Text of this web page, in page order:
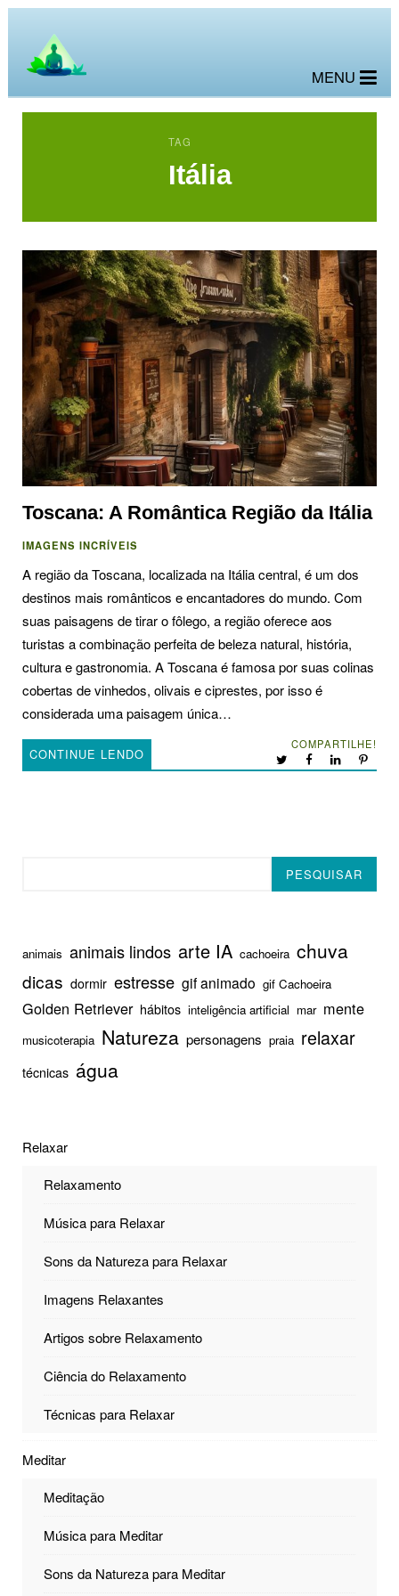
MENU
TAG
Itália
Toscana: A Romântica Região da Itália
IMAGENS INCRÍVEIS
A região da Toscana, localizada na Itália central, é um dos
destinos mais românticos e encantadores do mundo. Com
suas paisagens de tirar o fôlego, a região oferece aos
turistas a combinação perfeita de beleza natural, história,
cultura e gastronomia. A Toscana é famosa por suas colinas
cobertas de vinhedos, olivais e ciprestes, por isso é
considerada uma paisagem única…
CONTINUE LENDO
COMPARTILHE!
PESQUISAR
animais animais lindos arte IA cachoeira chuva
dicas dormir estresse gif animado gif Cachoeira
Golden Retriever hábitos inteligência artificial mar mente
musicoterapia Natureza personagens praia relaxar
técnicas água
Relaxar
Relaxamento
Música para Relaxar
Sons da Natureza para Relaxar
Imagens Relaxantes
Artigos sobre Relaxamento
Ciência do Relaxamento
Técnicas para Relaxar
Meditar
Meditação
Música para Meditar
Sons da Natureza para Meditar